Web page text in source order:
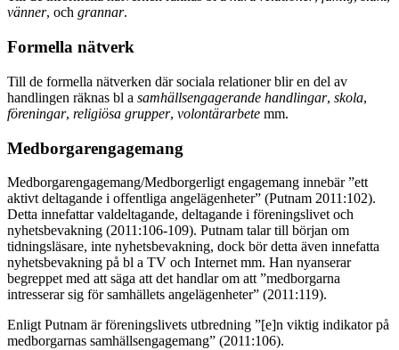
vänner, och grannar.
Formella nätverk
Till de formella nätverken där sociala relationer blir en del av
handlingen räknas bl a samhällsengagerande handlingar, skola,
föreningar, religiösa grupper, volontärarbete mm.
Medborgarengagemang
Medborgarengagemang/Medborgerligt engagemang innebär ”ett
aktivt deltagande i offentliga angelägenheter” (Putnam 2011:102).
Detta innefattar valdeltagande, deltagande i föreningslivet och
nyhetsbevakning (2011:106-109). Putnam talar till början om
tidningsläsare, inte nyhetsbevakning, dock bör detta även innefatta
nyhetsbevakning på bl a TV och Internet mm. Han nyanserar
begreppet med att säga att det handlar om att ”medborgarna
intresserar sig för samhällets angelägenheter” (2011:119).
Enligt Putnam är föreningslivets utbredning ”[e]n viktig indikator på
medborgarnas samhällsengagemang” (2011:106).